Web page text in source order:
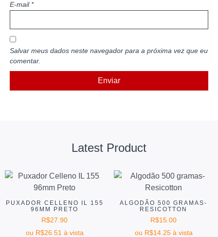
E-mail *
Salvar meus dados neste navegador para a próxima vez que eu
comentar.
Latest Product
PUXADOR CELLENO IL 155
96MM PRETO
R$27.90
ou R$26.51 à vista
ALGODÃO 500 GRAMAS-
RESICOTTON
R$15.00
ou R$14.25 à vista